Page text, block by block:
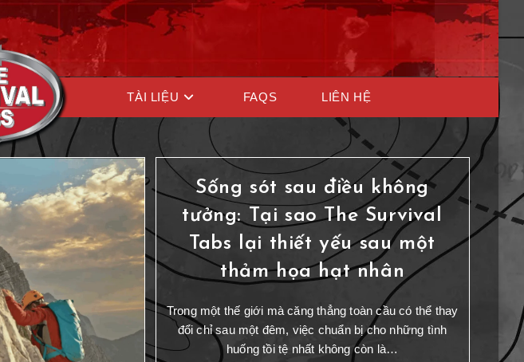
TÀI LIỆU FAQS LIÊN HỆ
Sống sót sau điều không
tưởng: Tại sao The Survival
Tabs lại thiết yếu sau một
thảm họa hạt nhân
Trong một thế giới mà căng thẳng toàn cầu có thể thay
đổi chỉ sau một đêm, việc chuẩn bị cho những tình
huống tồi tệ nhất không còn là…